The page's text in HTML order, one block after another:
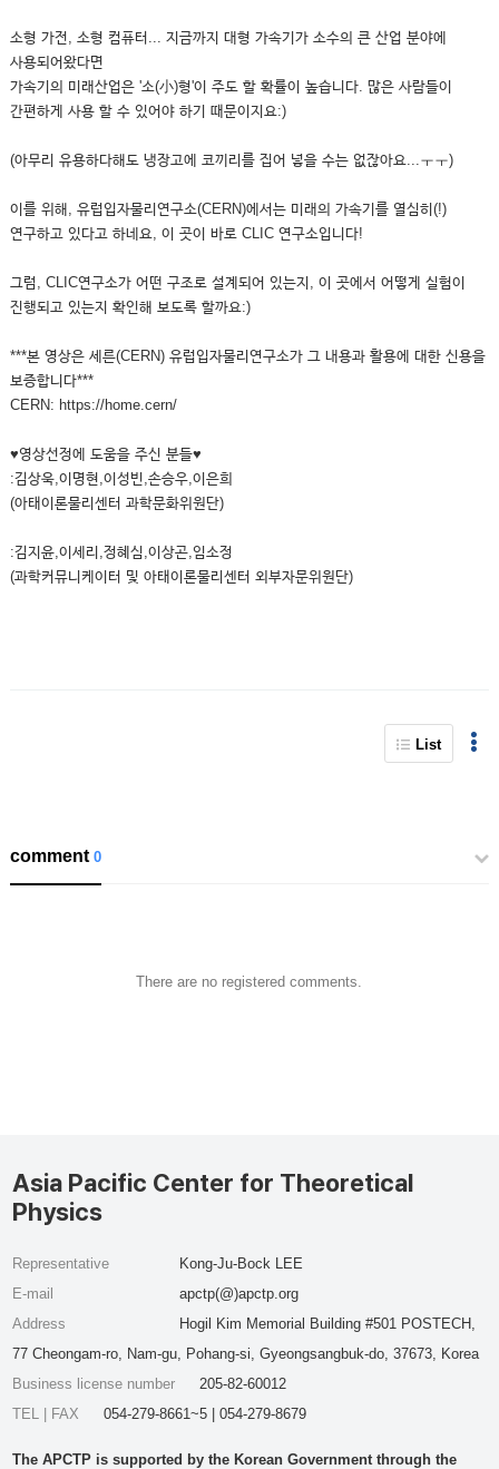
소형 가전, 소형 컴퓨터... 지금까지 대형 가속기가 소수의 큰 산업 분야에
사용되어왔다면
가속기의 미래산업은 '소(小)형'이 주도 할 확률이 높습니다. 많은 사람들이
간편하게 사용 할 수 있어야 하기 때문이지요:)
(아무리 유용하다해도 냉장고에 코끼리를 집어 넣을 수는 없잖아요...ㅜㅜ)
이를 위해, 유럽입자물리연구소(CERN)에서는 미래의 가속기를 열심히(!)
연구하고 있다고 하네요, 이 곳이 바로 CLIC 연구소입니다!
그럼, CLIC연구소가 어떤 구조로 설계되어 있는지, 이 곳에서 어떻게 실험이
진행되고 있는지 확인해 보도록 할까요:)
***본 영상은 세른(CERN) 유럽입자물리연구소가 그 내용과 활용에 대한 신용을
보증합니다***
CERN: https://home.cern/
♥영상선정에 도움을 주신 분들♥
:김상욱,이명현,이성빈,손승우,이은희
(아태이론물리센터 과학문화위원단)
:김지윤,이세리,정혜심,이상곤,임소정
(과학커뮤니케이터 및 아태이론물리센터 외부자문위원단)
List
comment0
There are no registered comments.
Asia Pacific Center for Theoretical
Physics
Representative
Kong-Ju-Bock LEE
E-mail
apctp(@)apctp.org
Address
Hogil Kim Memorial Building #501 POSTECH,
77 Cheongam-ro, Nam-gu, Pohang-si, Gyeongsangbuk-do, 37673, Korea
Business license number
205-82-60012
TEL | FAX
054-279-8661~5 | 054-279-8679
The APCTP is supported by the Korean Government through the